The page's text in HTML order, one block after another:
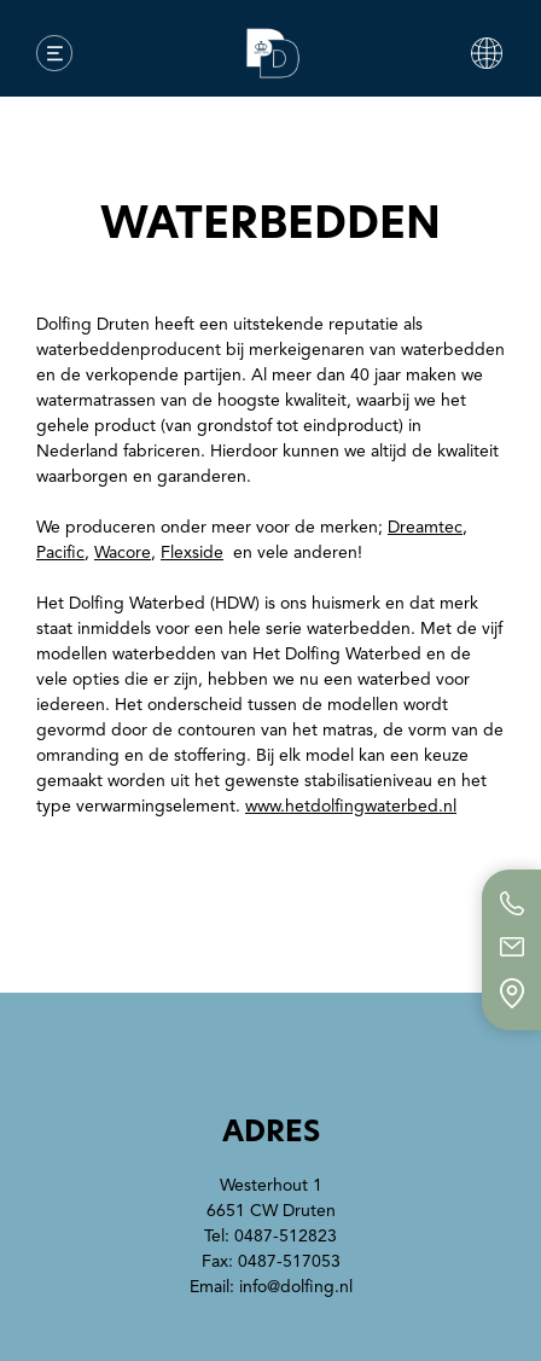
WATERBEDDEN
Dolfing Druten heeft een uitstekende reputatie als
waterbeddenproducent bij merkeigenaren van waterbedden
en de verkopende partijen. Al meer dan 40 jaar maken we
watermatrassen van de hoogste kwaliteit, waarbij we het
gehele product (van grondstof tot eindproduct) in
Nederland fabriceren. Hierdoor kunnen we altijd de kwaliteit
waarborgen en garanderen.
We produceren onder meer voor de merken; Dreamtec,
Pacific, Wacore, Flexside en vele anderen!
Het Dolfing Waterbed (HDW) is ons huismerk en dat merk
staat inmiddels voor een hele serie waterbedden. Met de vijf
modellen waterbedden van Het Dolfing Waterbed en de
vele opties die er zijn, hebben we nu een waterbed voor
iedereen. Het onderscheid tussen de modellen wordt
gevormd door de contouren van het matras, de vorm van de
omranding en de stoffering. Bij elk model kan een keuze
gemaakt worden uit het gewenste stabilisatieniveau en het
type verwarmingselement. www.hetdolfingwaterbed.nl
ADRES
Westerhout 1
6651 CW Druten
Tel: 0487-512823
Fax: 0487-517053
Email: info@dolfing.nl